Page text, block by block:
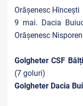
Orășenesc Hîncești
9 mai. Dacia
Orășenesc
Golgheter CSF
(7 goluri)
Golgheter Dacia